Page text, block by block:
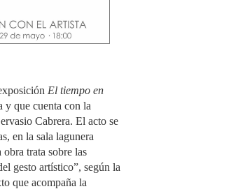
El tiempo en
y que cuenta con la
Cabrera. El acto se
en la sala lagunera
trata sobre las
gesto artístico”, según la
que acompaña la